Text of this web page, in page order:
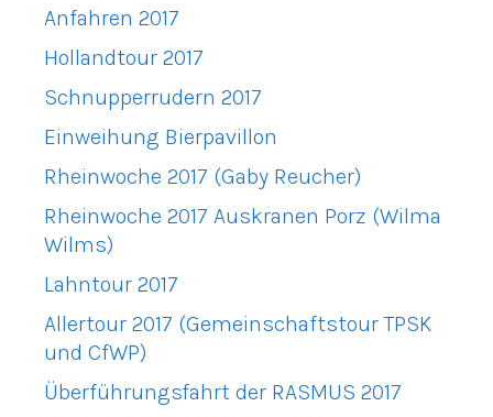
Anfahren 2017
Hollandtour 2017
Schnupperrudern 2017
Einweihung Bierpavillon
Rheinwoche 2017 (Gaby Reucher)
Rheinwoche 2017 Auskranen Porz (Wilma
Wilms)
Lahntour 2017
Allertour 2017 (Gemeinschaftstour TPSK
und CfWP)
Überführungsfahrt der RASMUS 2017